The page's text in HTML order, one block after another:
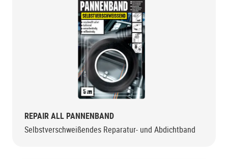
REPAIR ALL PANNENBAND
Selbstverschweißendes Reparatur- und Abdichtband